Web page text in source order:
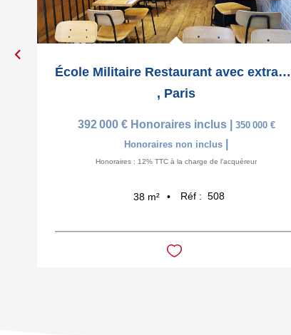
École Militaire Restaurant avec extraction
, Paris
392 000 € Honoraires inclus
350 000 €
Honoraires non inclus
Honoraires : 12% TTC à la charge de l'acquéreur
38 m² Réf : 508